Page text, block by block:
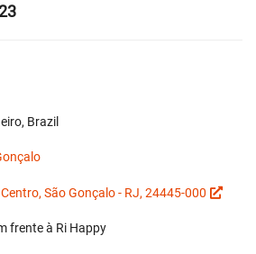
Brazil
São Gonçalo - RJ, 24445-000
frente à Ri Happy